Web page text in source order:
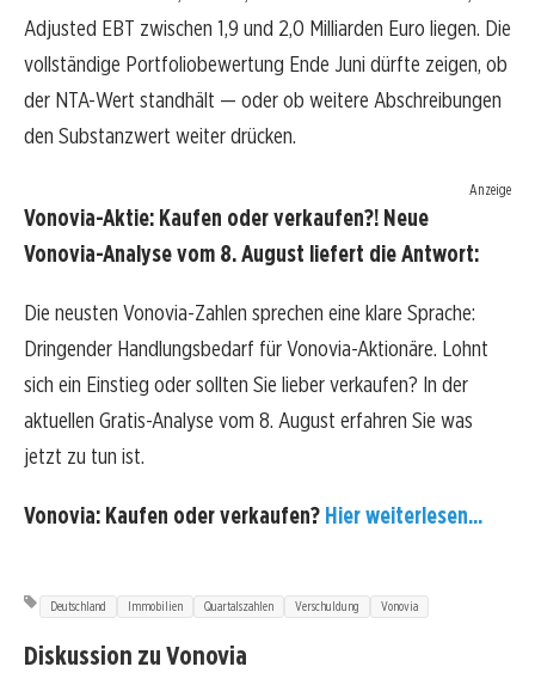
Adjusted EBT zwischen 1,9 und 2,0 Milliarden Euro liegen. Die
vollständige Portfoliobewertung Ende Juni dürfte zeigen, ob
der NTA-Wert standhält — oder ob weitere Abschreibungen
den Substanzwert weiter drücken.
Anzeige
Vonovia-Aktie: Kaufen oder verkaufen?! Neue
Vonovia-Analyse vom 8. August liefert die Antwort:
Die neusten Vonovia-Zahlen sprechen eine klare Sprache:
Dringender Handlungsbedarf für Vonovia-Aktionäre. Lohnt
sich ein Einstieg oder sollten Sie lieber verkaufen? In der
aktuellen Gratis-Analyse vom 8. August erfahren Sie was
jetzt zu tun ist.
Vonovia: Kaufen oder verkaufen? Hier weiterlesen...
Deutschland Immobilien Quartalszahlen Verschuldung Vonovia
Diskussion zu Vonovia